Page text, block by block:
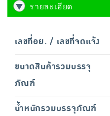
รายละเอียด
เลขที่อย. / เลขที่จดแจ้ง
ขนาดสินค้ารวมบรรจุ
ภัณฑ์
น้ำหนักรวมบรรจุภัณฑ์